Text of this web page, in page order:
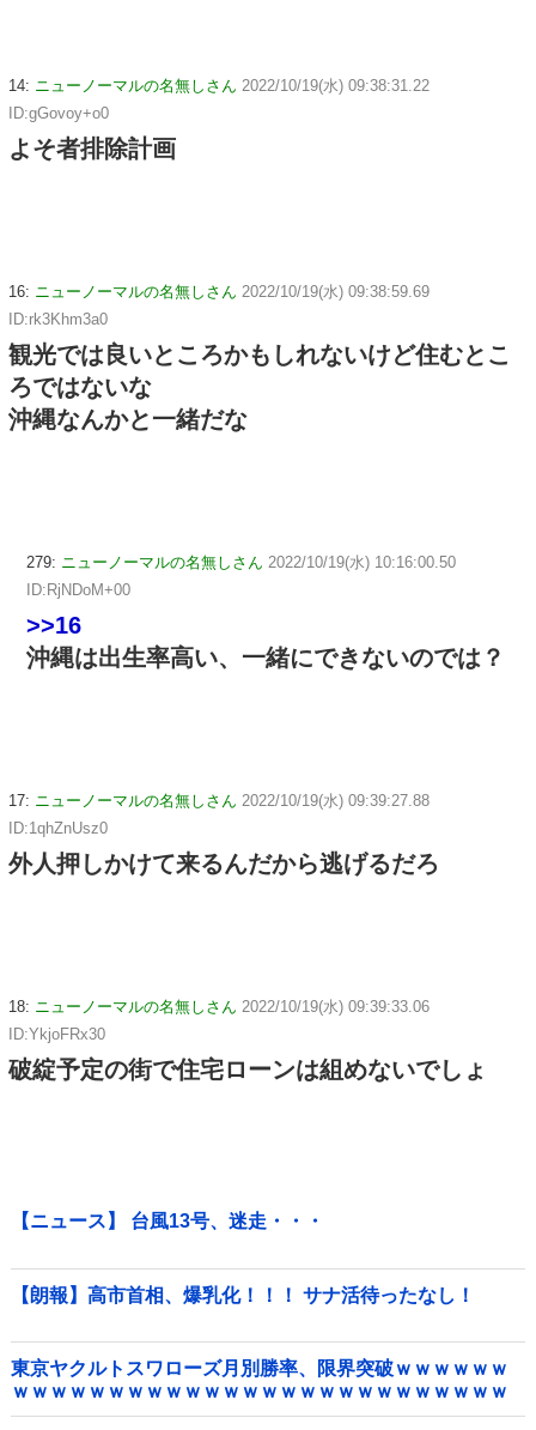
14: ニューノーマルの名無しさん 2022/10/19(水) 09:38:31.22
ID:gGovoy+o0
よそ者排除計画
16: ニューノーマルの名無しさん 2022/10/19(水) 09:38:59.69
ID:rk3Khm3a0
観光では良いところかもしれないけど住むとこ
ろではないな
沖縄なんかと一緒だな
279: ニューノーマルの名無しさん 2022/10/19(水) 10:16:00.50
ID:RjNDoM+00
>>16
沖縄は出生率高い、一緒にできないのでは？
17: ニューノーマルの名無しさん 2022/10/19(水) 09:39:27.88
ID:1qhZnUsz0
外人押しかけて来るんだから逃げるだろ
18: ニューノーマルの名無しさん 2022/10/19(水) 09:39:33.06
ID:YkjoFRx30
破綻予定の街で住宅ローンは組めないでしょ
【ニュース】 台風13号、迷走・・・
【朗報】高市首相、爆乳化！！！ サナ活待ったなし！
東京ヤクルトスワローズ月別勝率、限界突破ｗｗｗｗｗｗ
ｗｗｗｗｗｗｗｗｗｗｗｗｗｗｗｗｗｗｗｗｗｗｗｗｗｗ
ｗｗｗｗｗｗｗｗｗｗｗ他